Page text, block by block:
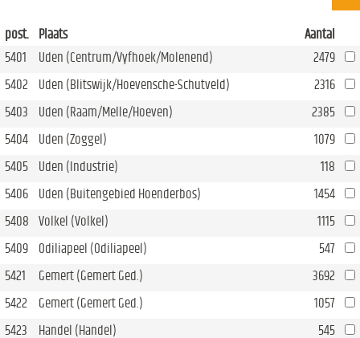
post. Plaats
Aantal
5401
Uden (Centrum/Vyfhoek/Molenend)
2479
5402
Uden (Blitswijk/Hoevensche-Schutveld)
2316
5403
Uden (Raam/Melle/Hoeven)
2385
5404
Uden (Zoggel)
1079
5405
Uden (Industrie)
118
5406
Uden (Buitengebied Hoenderbos)
1454
5408
Volkel (Volkel)
1115
5409
Odiliapeel (Odiliapeel)
547
5421
Gemert (Gemert Ged.)
3692
5422
Gemert (Gemert Ged.)
1057
5423
Handel (Handel)
545